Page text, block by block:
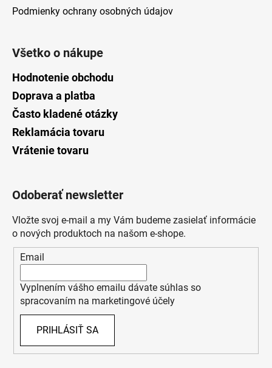
Podmienky ochrany osobných údajov
Všetko o nákupe
Hodnotenie obchodu
Doprava a platba
Často kladené otázky
Reklamácia tovaru
Vrátenie tovaru
Odoberať newsletter
Vložte svoj e-mail a my Vám budeme zasielať informácie
o nových produktoch na našom e-shope.
Email
Vyplnením vášho emailu dávate súhlas so
spracovaním na marketingové účely
PRIHLÁSIŤ SA